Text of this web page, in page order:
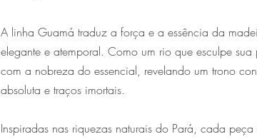
A linha Guamá traduz a força e a essência da
elegante e atemporal. Como um rio que esculpe
com a nobreza do essencial, revelando um trono
absoluta e traços imortais.
Inspiradas nas riquezas naturais do Pará, cada